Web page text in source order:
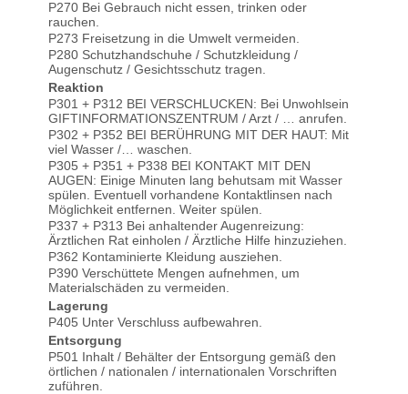
P270 Bei Gebrauch nicht essen, trinken oder
rauchen.
P273 Freisetzung in die Umwelt vermeiden.
P280 Schutzhandschuhe / Schutzkleidung /
Augenschutz / Gesichtsschutz tragen.
Reaktion
P301 + P312 BEI VERSCHLUCKEN: Bei Unwohlsein
GIFTINFORMATIONSZENTRUM / Arzt / … anrufen.
P302 + P352 BEI BERÜHRUNG MIT DER HAUT: Mit
viel Wasser /… waschen.
P305 + P351 + P338 BEI KONTAKT MIT DEN
AUGEN: Einige Minuten lang behutsam mit Wasser
spülen. Eventuell vorhandene Kontaktlinsen nach
Möglichkeit entfernen. Weiter spülen.
P337 + P313 Bei anhaltender Augenreizung:
Ärztlichen Rat einholen / Ärztliche Hilfe hinzuziehen.
P362 Kontaminierte Kleidung ausziehen.
P390 Verschüttete Mengen aufnehmen, um
Materialschäden zu vermeiden.
Lagerung
P405 Unter Verschluss aufbewahren.
Entsorgung
P501 Inhalt / Behälter der Entsorgung gemäß den
örtlichen / nationalen / internationalen Vorschriften
zuführen.
Eckart T. wrote on
27.12.2025
Sehr gutes und schnell zu
großer Wirkung.